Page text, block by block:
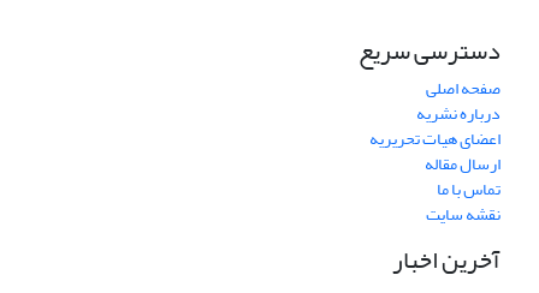
دسترسی سریع
صفحه اصلی
درباره نشریه
اعضای هیات تحریریه
ارسال مقاله
تماس با ما
نقشه سایت
آخرین اخبار